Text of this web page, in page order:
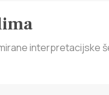
interpretacijske